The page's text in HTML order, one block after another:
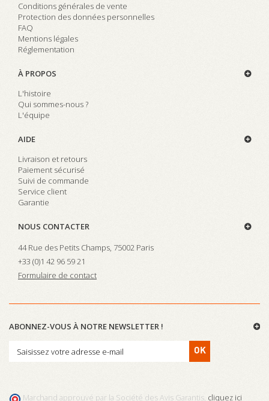
Conditions générales de vente
Protection des données personnelles
FAQ
Mentions légales
Réglementation
À PROPOS
L'histoire
Qui sommes-nous ?
L'équipe
AIDE
Livraison et retours
Paiement sécurisé
Suivi de commande
Service client
Garantie
NOUS CONTACTER
44 Rue des Petits Champs, 75002 Paris
+33 (0)1 42 96 59 21
Formulaire de contact
ABONNEZ-VOUS À NOTRE NEWSLETTER !
OK
Marchand approuvé par la Société des Avis Garantis, cliquez ici